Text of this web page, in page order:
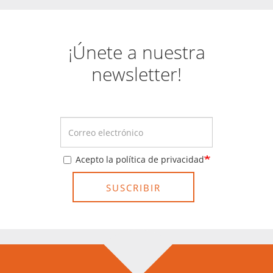
¡Únete a nuestra
newsletter!
Acepto la política de privacidad
SUSCRIBIR